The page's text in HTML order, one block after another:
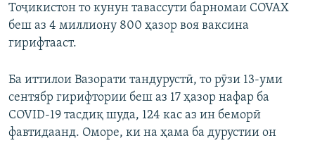
Тоҷикистон то кунун тавассути барномаи COVAX
беш аз 4 миллиону 800 ҳазор воя ваксина
гирифтааст.
Ба иттилои Вазорати тандурустӣ, то рӯзи 13-уми
сентябр гирифтории беш аз 17 ҳазор нафар ба
COVID-19 тасдиқ шуда, 124 кас аз ин беморӣ
фавтидаанд. Оморе, ки на ҳама ба дурустии он